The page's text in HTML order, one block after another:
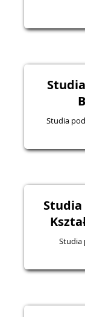
Studia
Studia